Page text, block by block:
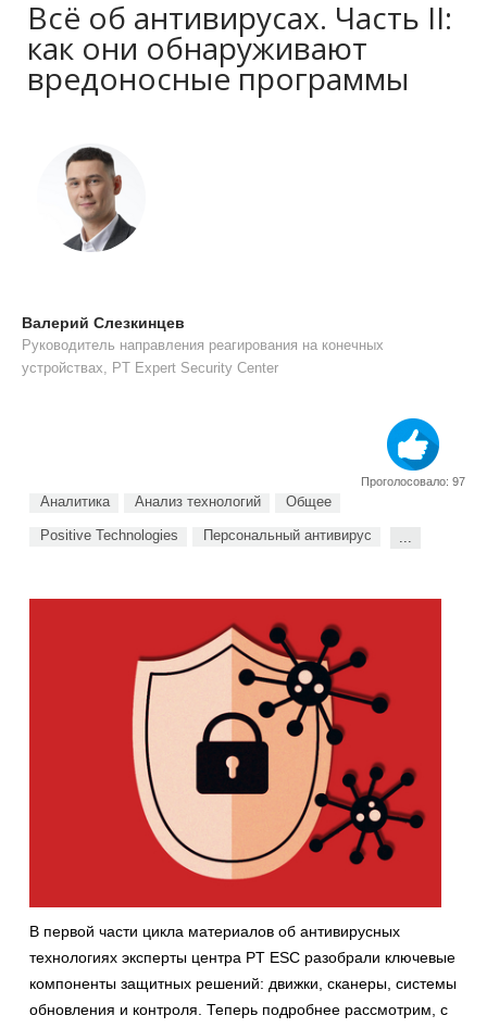
Всё об антивирусах. Часть II:
как они обнаруживают
вредоносные программы
Валерий Слезкинцев
Руководитель направления реагирования на конечных
устройствах, PT Expert Security Center
Проголосовало: 97
Аналитика Анализ технологий Общее
Positive Technologies Персональный антивирус ...
В первой части цикла материалов об антивирусных
технологиях эксперты центра PT ESC разобрали ключевые
компоненты защитных решений: движки, сканеры, системы
обновления и контроля. Теперь подробнее рассмотрим, с